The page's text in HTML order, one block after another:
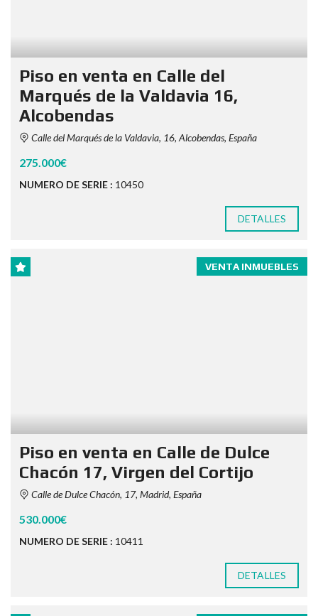
Piso en venta en Calle del
Marqués de la Valdavia 16,
Alcobendas
Calle del Marqués de la Valdavia, 16, Alcobendas, España
275.000€
NUMERO DE SERIE : 10450
DETALLES
VENTA INMUEBLES
Piso en venta en Calle de Dulce
Chacón 17, Virgen del Cortijo
Calle de Dulce Chacón, 17, Madrid, España
530.000€
NUMERO DE SERIE : 10411
DETALLES